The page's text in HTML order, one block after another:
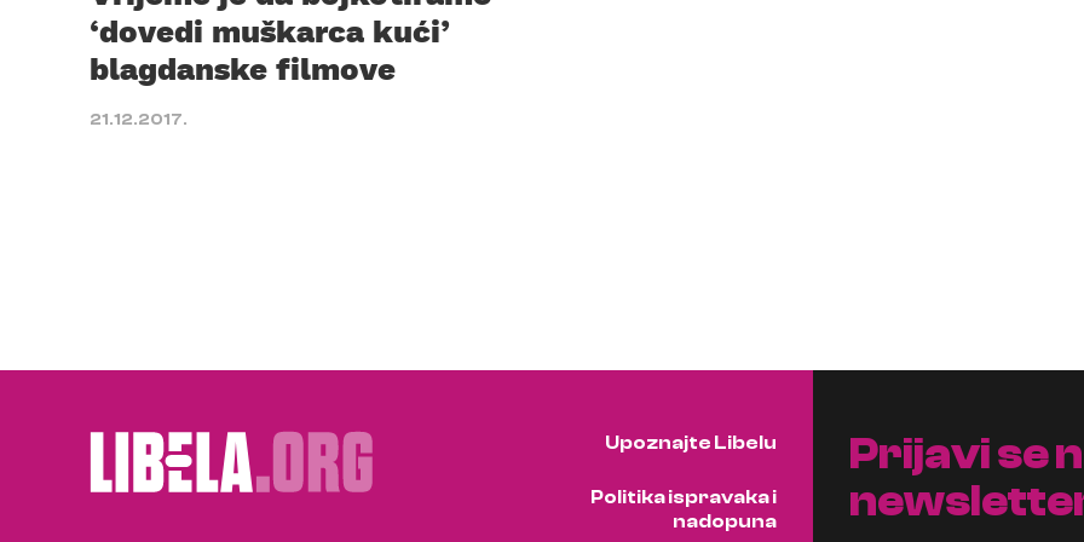
‘dovedi muškarca kući’
blagdanske filmove
21.12.2017.
Upoznajte Libelu
Politika ispravaka i
nadopuna
Prijavi se